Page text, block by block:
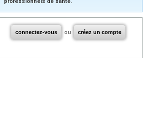
connectez-vous ou créez un compte